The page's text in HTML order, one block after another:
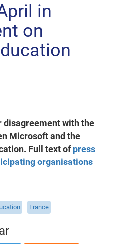
in
on
disagreement with the
Microsoft and the
Full text ofpress
organisations
France